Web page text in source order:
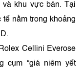
và khu vực bán. Tại
nằm trong khoảng
Cellini Everose
cụm “giá niêm yết